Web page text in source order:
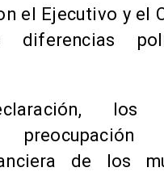
el Ejecutivo y el
los
de los